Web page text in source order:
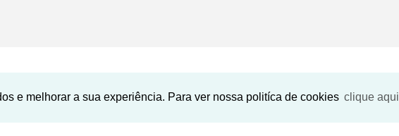
e melhorar a sua experiência. Para ver nossa politíca de cookies clique aqui
Imóveis Similares